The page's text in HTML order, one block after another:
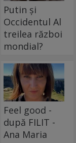
Putin și
Occidentul Al
treilea război
mondial?
Feel good -
după FILIT -
Ana Maria